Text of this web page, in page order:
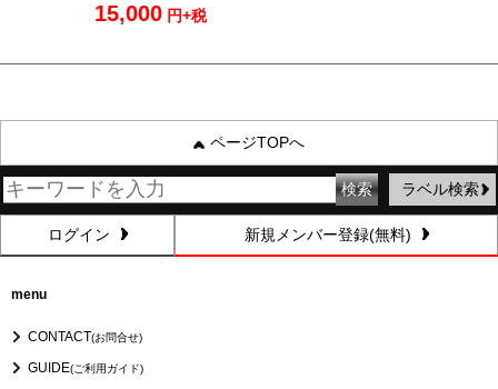
15,000 円+税
ページTOPへ
ラベル検索
ログイン 新規メンバー登録(無料)
menu
CONTACT(お問合せ)
GUIDE(ご利用ガイド)